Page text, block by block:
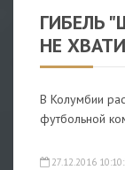
ГИБЕЛЬ
НЕ
В Колумбии
футбольной
27.12.2016